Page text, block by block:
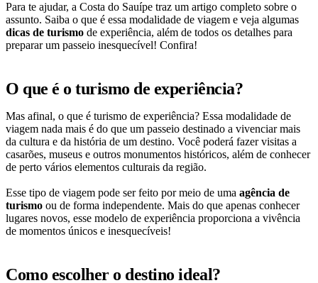
Para te ajudar, a Costa do Sauípe traz um artigo completo sobre o
assunto. Saiba o que é essa modalidade de viagem e veja algumas
dicas de turismo de experiência, além de todos os detalhes para
preparar um passeio inesquecível! Confira!
O que é o turismo de experiência?
Mas afinal, o que é turismo de experiência? Essa modalidade de
viagem nada mais é do que um passeio destinado a vivenciar mais
da cultura e da história de um destino. Você poderá fazer visitas a
casarões, museus e outros monumentos históricos, além de conhecer
de perto vários elementos culturais da região.
Esse tipo de viagem pode ser feito por meio de uma agência de
turismo ou de forma independente. Mais do que apenas conhecer
lugares novos, esse modelo de experiência proporciona a vivência
de momentos únicos e inesquecíveis!
Como escolher o destino ideal?